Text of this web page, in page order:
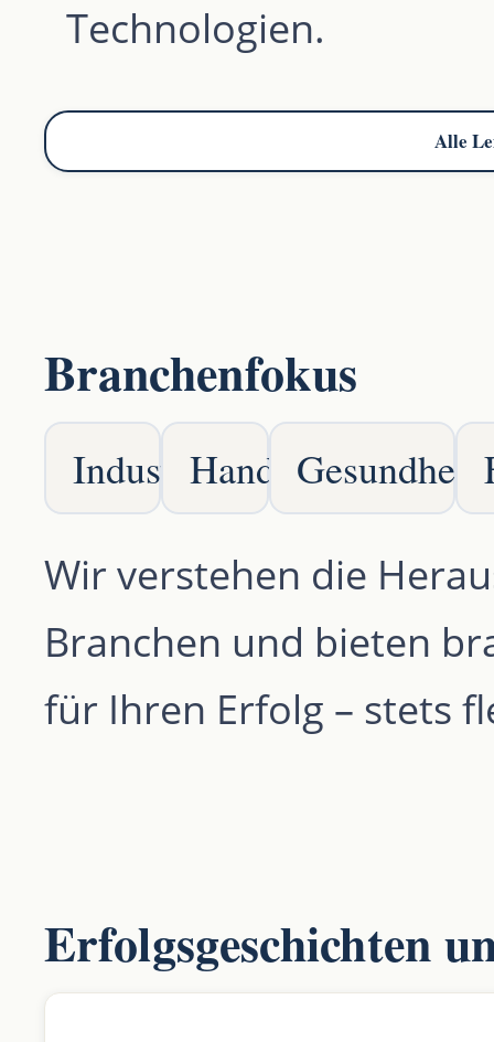
Technologien.
Alle
Branchenfokus
IndustrieHandel
Wir verstehen die
Branchen und bieten
für Ihren Erfolg – stets
Erfolgsgeschichten